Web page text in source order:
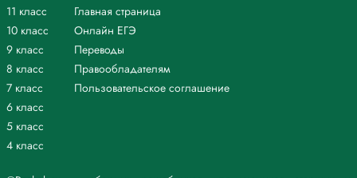
11 класс
10 класс
9 класс
8 класс
7 класс
6 класс
5 класс
4 класс
Главная страница
Онлайн ЕГЭ
Переводы
Правообладателям
Пользовательское соглашение